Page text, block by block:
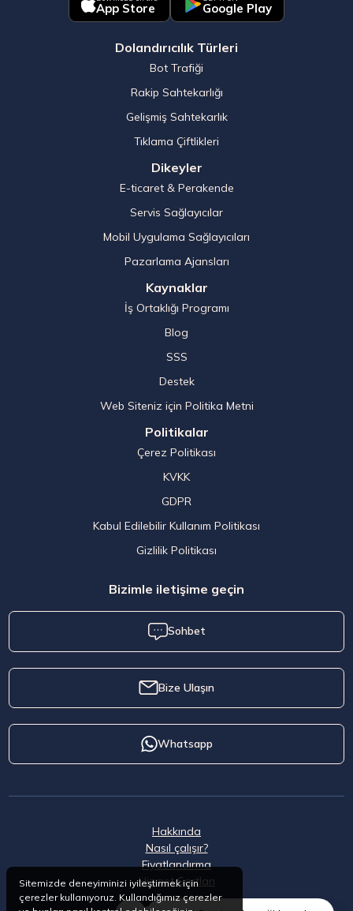
App Store Google Play
Dolandırıcılık Türleri
Bot Trafiği
Rakip Sahtekarlığı
Gelişmiş Sahtekarlık
Tıklama Çiftlikleri
Dikeyler
E-ticaret & Perakende
Servis Sağlayıcılar
Mobil Uygulama Sağlayıcıları
Pazarlama Ajansları
Kaynaklar
İş Ortaklığı Programı
Blog
SSS
Destek
Web Siteniz için Politika Metni
Politikalar
Çerez Politikası
KVKK
GDPR
Kabul Edilebilir Kullanım Politikası
Gizlilik Politikası
Bizimle iletişime geçin
Sohbet
Bize Ulaşın
Whatsapp
Hakkında
Nasıl çalışır?
Fiyatlandırma
Hizmet Şartları
Sitemizde deneyiminizi iyileştirmek için
çerezler kullanıyoruz. Kullandığımız çerezler